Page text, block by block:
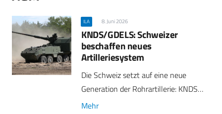
ILA 8. Juni 2026
KNDS/GDELS: Schweizer
beschaffen neues
Artilleriesystem
Die Schweiz setzt auf eine neue
Generation der Rohrartillerie: KNDS…
Mehr